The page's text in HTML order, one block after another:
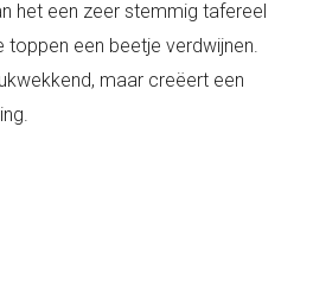
het een zeer stemmig tafereel
toppen een beetje verdwijnen.
maar creëert een